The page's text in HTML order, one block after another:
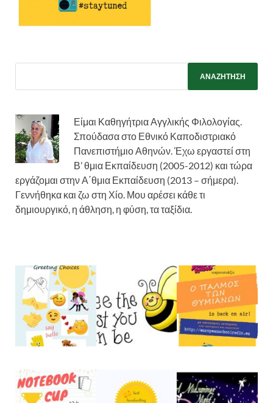
Είμαι Καθηγήτρια Αγγλικής Φιλολογίας.
Σπούδασα στο Εθνικό Καποδιστριακό
Πανεπιστήμιο Αθηνών. Έχω εργαστεί στη
Β’ θμια Εκπαίδευση (2005-2012) και τώρα
εργάζομαι στην Α΄θμια Εκπαίδευση (2013 – σήμερα).
Γεννήθηκα και ζω στη Χίο. Μου αρέσει κάθε τι
δημιουργικό, η άθληση, η φύση, τα ταξίδια.